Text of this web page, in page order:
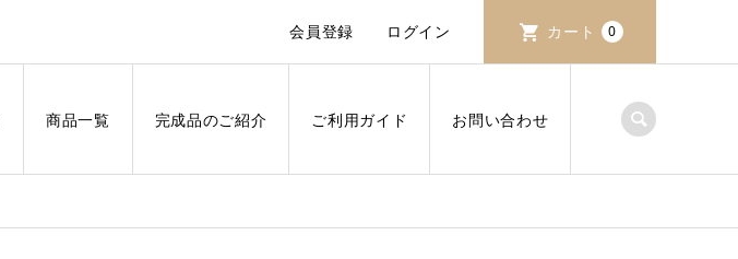
会員登録 ログイン カート 0
商品一覧 完成品のご紹介 ご利用ガイド お問い合わせ